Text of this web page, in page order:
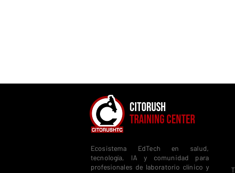
CITORUSH
TRAINING CENTER
Ecosistema EdTech en salud,
tecnología, IA y comunidad para
profesionales de laboratorio clínico y